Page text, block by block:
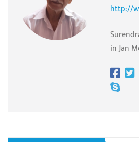
http://
in Jan